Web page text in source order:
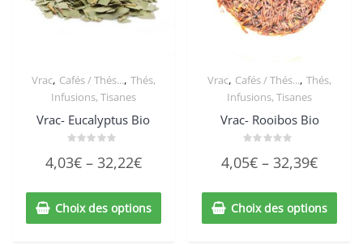
Vrac, Cafés / Thés..., Thés,
Infusions, Tisanes
Vrac- Eucalyptus Bio
0
4,03€– 32,22€
Choix des options
Vrac, Cafés / Thés...,Thés,
Infusions, Tisanes
Vrac- Rooibos Bio
0
4,05€ –32,39€
Choix des options